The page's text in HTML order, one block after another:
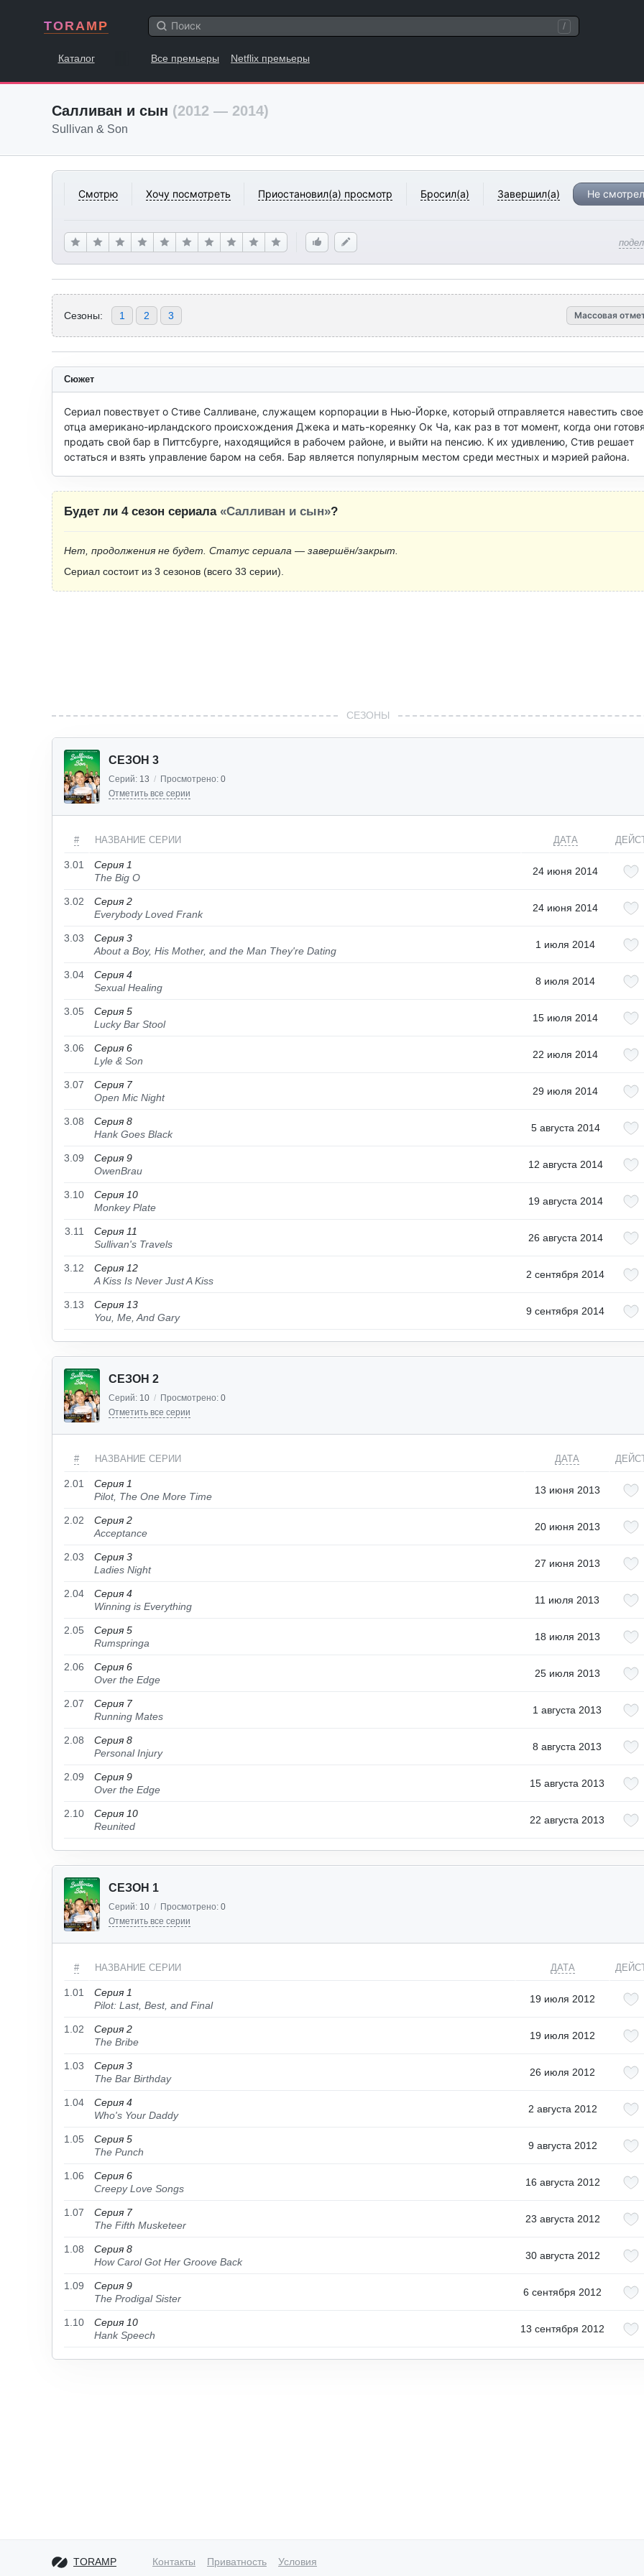
TORAMP /
Каталог Все премьеры Netflix премьеры
Салливан и сын (2012 — 2014)
Sullivan & Son
Смотрю Хочу посмотреть Приостановил(а) просмотр Бросил(а) Завершил(а) Не
Сезоны: 1 2 3 Массовая
Сюжет
Сериал повествует о Стиве Салливане, служащем корпорации в Нью-Йорке, который отправляется навестить
отца американо-ирландского происхождения Джека и мать-кореянку Ок Ча, как раз в тот момент, когда они
продать свой бар в Питтсбурге, находящийся в рабочем районе, и выйти на пенсию. К их удивлению, Стив решает
остаться и взять управление баром на себя. Бар является популярным местом среди местных и мэрией района.
Будет ли 4 сезон сериала «Салливан и сын»?
Нет, продолжения не будет. Статус сериала — завершён/закрыт.
Сериал состоит из 3 сезонов (всего 33 серии).
СЕЗОНЫ
СЕЗОН 3
Серий: 13 / Просмотрено: 0
Отметить все серии
# НАЗВАНИЕ СЕРИИ ДАТА
3.01
Серия 1
The Big O
24 июня 2014
3.02
Серия 2
Everybody Loved Frank
24 июня 2014
3.03
Серия 3
About a Boy, His Mother, and the Man They're Dating
1 июля 2014
3.04
Серия 4
Sexual Healing
8 июля 2014
3.05
Серия 5
Lucky Bar Stool
15 июля 2014
3.06
Серия 6
Lyle & Son
22 июля 2014
3.07
Серия 7
Open Mic Night
29 июля 2014
3.08
Серия 8
Hank Goes Black
5 августа 2014
3.09
Серия 9
OwenBrau
12 августа 2014
3.10
Серия 10
Monkey Plate
19 августа 2014
3.11
Серия 11
Sullivan's Travels
26 августа 2014
3.12
Серия 12
A Kiss Is Never Just A Kiss
2 сентября 2014
3.13
Серия 13
You, Me, And Gary
9 сентября 2014
СЕЗОН 2
Серий: 10 / Просмотрено: 0
Отметить все серии
# НАЗВАНИЕ СЕРИИ ДАТА
2.01
Серия 1
Pilot, The One More Time
13 июня 2013
2.02
Серия 2
Acceptance
20 июня 2013
2.03
Серия 3
Ladies Night
27 июня 2013
2.04
Серия 4
Winning is Everything
11 июля 2013
2.05
Серия 5
Rumspringa
18 июля 2013
2.06
Серия 6
Over the Edge
25 июля 2013
2.07
Серия 7
Running Mates
1 августа 2013
2.08
Серия 8
Personal Injury
8 августа 2013
2.09
Серия 9
Over the Edge
15 августа 2013
2.10
Серия 10
Reunited
22 августа 2013
СЕЗОН 1
Серий: 10 / Просмотрено: 0
Отметить все серии
# НАЗВАНИЕ СЕРИИ ДАТА
1.01
Серия 1
Pilot: Last, Best, and Final
19 июля 2012
1.02
Серия 2
The Bribe
19 июля 2012
1.03
Серия 3
The Bar Birthday
26 июля 2012
1.04
Серия 4
Who's Your Daddy
2 августа 2012
1.05
Серия 5
The Punch
9 августа 2012
1.06
Серия 6
Creepy Love Songs
16 августа 2012
1.07
Серия 7
The Fifth Musketeer
23 августа 2012
1.08
Серия 8
How Carol Got Her Groove Back
30 августа 2012
1.09
Серия 9
The Prodigal Sister
6 сентября 2012
1.10
Серия 10
Hank Speech
13 сентября 2012
TORAMP Контакты Приватность Условия